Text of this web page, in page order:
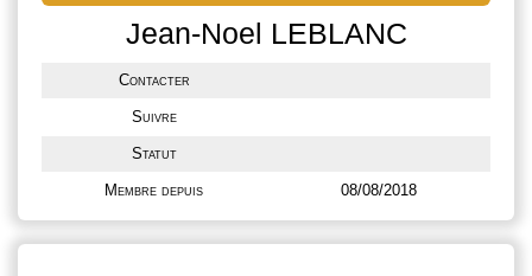
Jean-Noel LEBLANC
Contacter
Suivre
Statut
Membre depuis 08/08/2018